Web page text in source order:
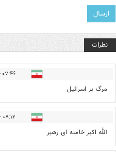
نظرات
۰۷:۴۶ - ۱۳۹۶/۱۲/۰۳
مرگ بر اسرائیل
۰۸:۱۲ - ۱۳۹۶/۱۲/۰۳
الله اکبر خامنه ای رهبر